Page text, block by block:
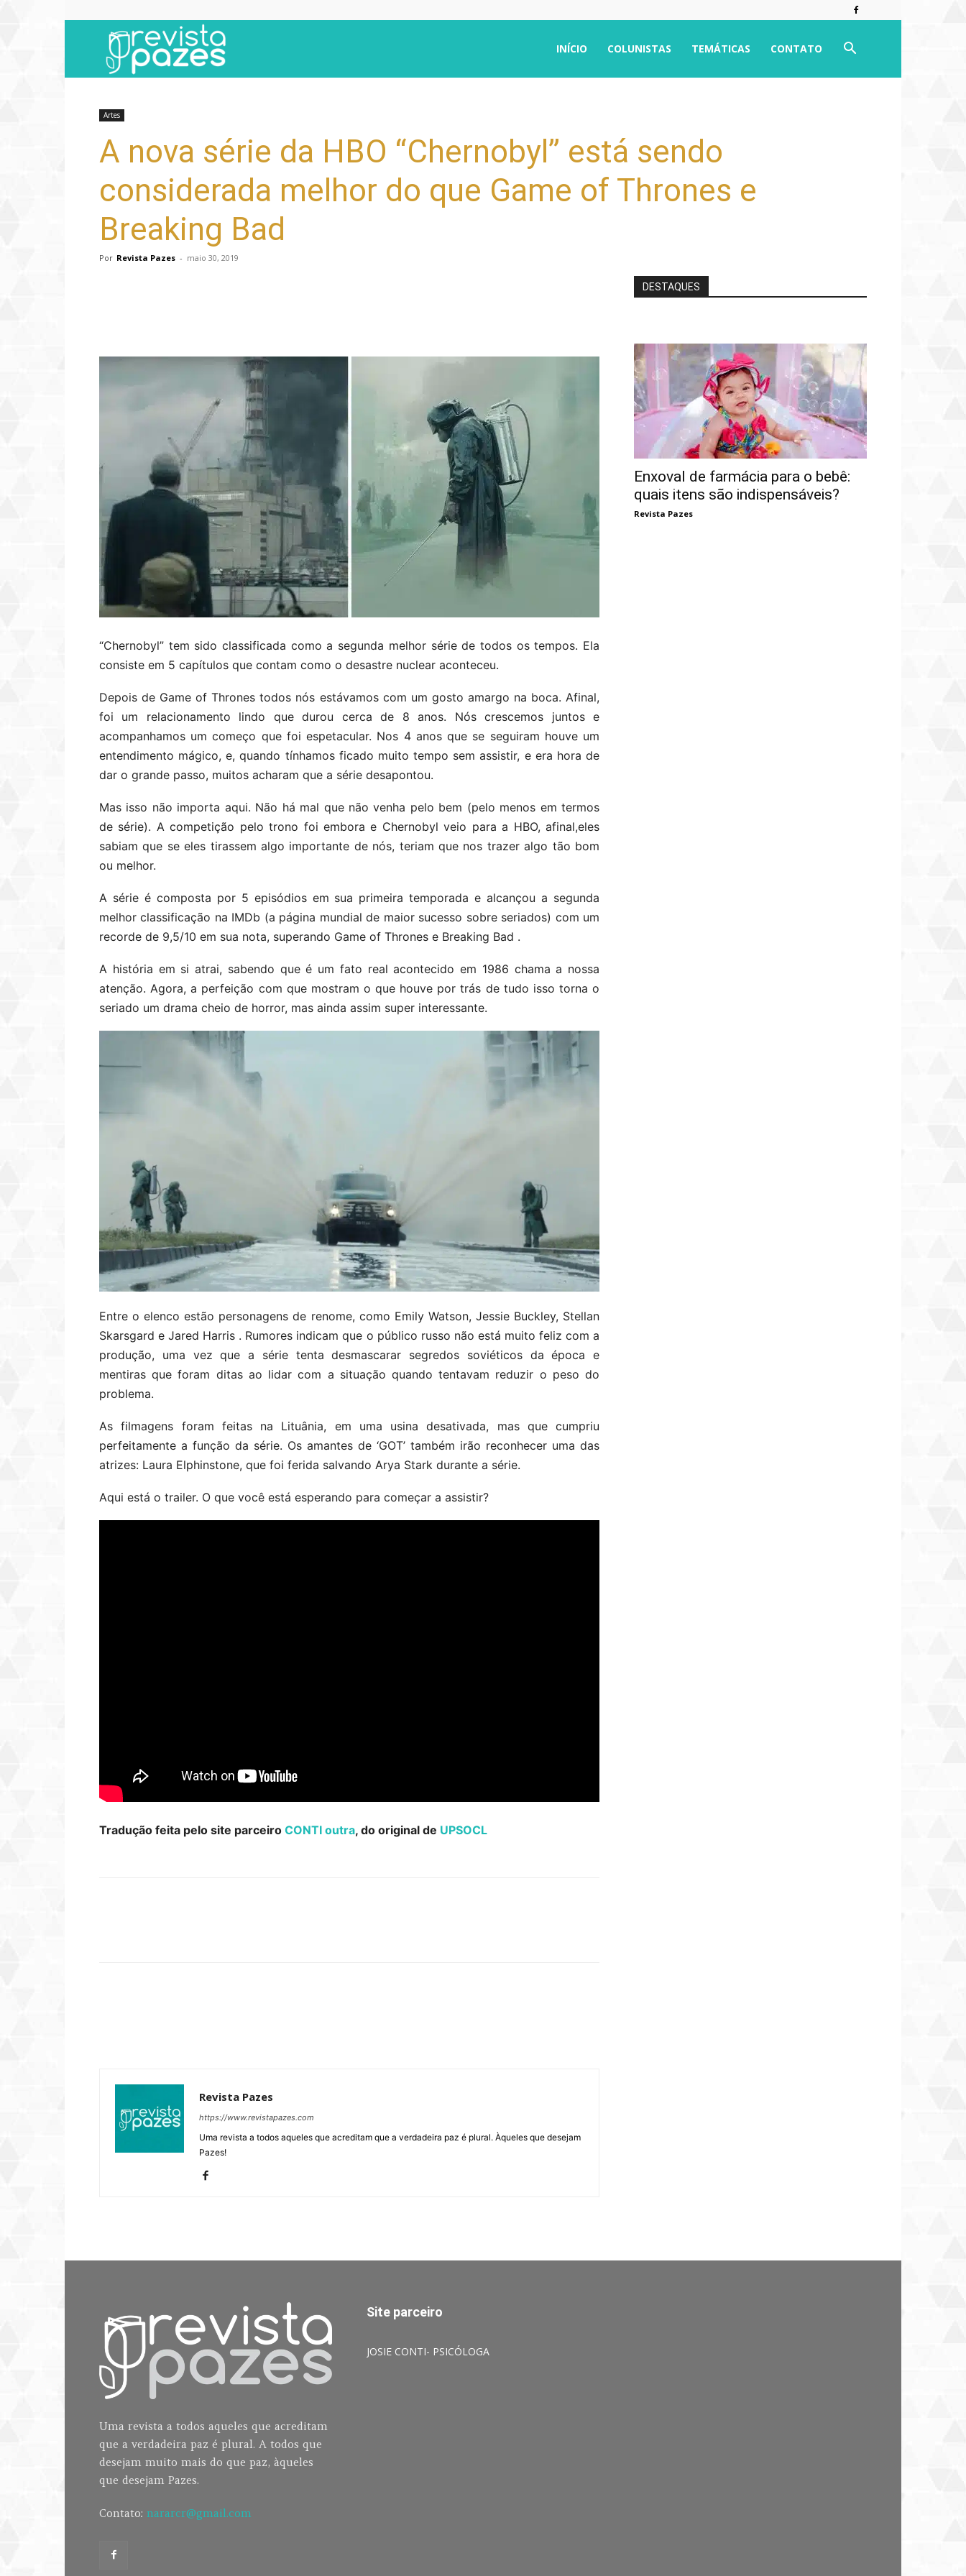
INÍCIO COLUNISTAS TEMÁTICAS CONTATO
Artes
A nova série da HBO “Chernobyl” está sendo
considerada melhor do que Game of Thrones e
Breaking Bad
Por Revista Pazes - maio 30, 2019
“Chernobyl” tem sido classificada como a segunda melhor série de todos os tempos. Ela
consiste em 5 capítulos que contam como o desastre nuclear aconteceu.
Depois de Game of Thrones todos nós estávamos com um gosto amargo na boca. Afinal,
foi um relacionamento lindo que durou cerca de 8 anos. Nós crescemos juntos e
acompanhamos um começo que foi espetacular. Nos 4 anos que se seguiram houve um
entendimento mágico, e, quando tínhamos ficado muito tempo sem assistir, e era hora de
dar o grande passo, muitos acharam que a série desapontou.
Mas isso não importa aqui. Não há mal que não venha pelo bem (pelo menos em termos
de série). A competição pelo trono foi embora e Chernobyl veio para a HBO, afinal,eles
sabiam que se eles tirassem algo importante de nós, teriam que nos trazer algo tão bom
ou melhor.
A série é composta por 5 episódios em sua primeira temporada e alcançou a segunda
melhor classificação na IMDb (a página mundial de maior sucesso sobre seriados) com um
recorde de 9,5/10 em sua nota, superando Game of Thrones e Breaking Bad .
A história em si atrai, sabendo que é um fato real acontecido em 1986 chama a nossa
atenção. Agora, a perfeição com que mostram o que houve por trás de tudo isso torna o
seriado um drama cheio de horror, mas ainda assim super interessante.
Entre o elenco estão personagens de renome, como Emily Watson, Jessie Buckley, Stellan
Skarsgard e Jared Harris . Rumores indicam que o público russo não está muito feliz com a
produção, uma vez que a série tenta desmascarar segredos soviéticos da época e
mentiras que foram ditas ao lidar com a situação quando tentavam reduzir o peso do
problema.
As filmagens foram feitas na Lituânia, em uma usina desativada, mas que cumpriu
perfeitamente a função da série. Os amantes de ‘GOT’ também irão reconhecer uma das
atrizes: Laura Elphinstone, que foi ferida salvando Arya Stark durante a série.
Aqui está o trailer. O que você está esperando para começar a assistir?
Tradução feita pelo site parceiro CONTI outra, do original de UPSOCL
Revista Pazes
https://www.revistapazes.com
Uma revista a todos aqueles que acreditam que a verdadeira paz é plural. Àqueles que desejam
Pazes!
DESTAQUES
Enxoval de farmácia para o bebê:
quais itens são indispensáveis?
Revista Pazes
Uma revista a todos aqueles que acreditam
que a verdadeira paz é plural. A todos que
desejam muito mais do que paz, àqueles
que desejam Pazes.
Contato: nararcr@gmail.com
Site parceiro
JOSIE CONTI- PSICÓLOGA